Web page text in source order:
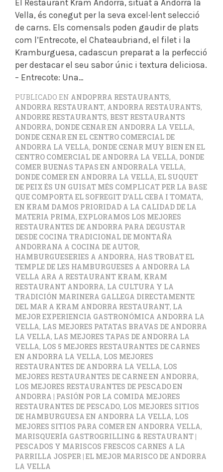
El Restaurant Kram Andorra, situat a Andorra la
Vella, és conegut per la seva excel·lent selecció
de carns. Els comensals poden gaudir de plats
com l’Entrecote, el Chateaubriand, el filet i la
Kramburguesa, cadascun preparat a la perfecció
per destacar el seu sabor únic i textura deliciosa.
– Entrecote: Una…
PUBLICADO EN ANDOPRRA RESTAURANTS,
ANDORRA RESTAURANT, ANDORRA RESTAURANTS,
ANDORRE RESTAURANTS, BEST RESTAURANTS
ANDORRA, DONDE CENAR EN ANDORRA LA VELLA,
DONDE CENAR EN EL CENTRO COMERCIAL DE
ANDORRA LA VELLA, DONDE CENAR MUY BIEN EN EL
CENTRO COMERCIAL DE ANDORRA LA VELLA, DONDE
COMER BUENAS TAPAS EN ANDORRALA VELLA,
DONDE COMER EN ANDORRA LA VELLA, EL SUQUET
DE PEIX ÉS UN GUISAT MÉS COMPLICAT PER LA BASE
QUE COMPORTA EL SOFREGIT D’ALL CEBA I TOMATA,
EN KRAM DAMOS PRIORIDAD A LA CALIDAD DE LA
MATERIA PRIMA, EXPLORAMOS LOS MEJORES
RESTAURANTES DE ANDORRA PARA DEGUSTAR
DESDE COCINA TRADICIONAL DE MONTAÑA
ANDORRANA A COCINA DE AUTOR,
HAMBURGUESERIES A ANDORRA, HAS TROBAT EL
TEMPLE DE LES HAMBURGUESES A ANDORRA LA
VELLA ARA A RESTAURANT KRAM, KRAM
RESTAURANT ANDORRA, LA CULTURA Y LA
TRADICIÓN MARINERA GALLEGA DIRECTAMENTE
DEL MAR A KRAM ANDORRA RESTAURANT, LA
MEJOR EXPERIENCIA GASTRONÓMICA ANDORRA LA
VELLA, LAS MEJORES PATATAS BRAVAS DE ANDORRA
LA VELLA, LAS MEJORES TAPAS DE ANDORRA LA
VELLA, LOS 5 MEJORES RESTAURANTES DE CARNES
EN ANDORRA LA VELLA, LOS MEJORES
RESTAURANTES DE ANDORRA LA VELLA, LOS
MEJORES RESTAURANTES DE CARNE EN ANDORRA,
LOS MEJORES RESTAURANTES DE PESCADO EN
ANDORRA | PASIÓN POR LA COMIDA MEJORES
RESTAURANTES DE PESCADO, LOS MEJORES SITIOS
DE HAMBURGUESA EN ANDORRA LA VELLA, LOS
MEJORES SITIOS PARA COMER EN ANDORRA VELLA,
MARISQUERÍA GASTROGRILLING & RESTAURANT |
PESCADOS Y MARISCOS FRESCOS CARNES A LA
PARRILLA JOSPER | EL MEJOR MARISCO DE ANDORRA
LA VELLA